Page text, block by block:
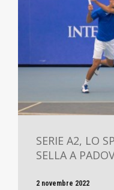
SERIE A2, LO
SELLA A
2 novembre 2022